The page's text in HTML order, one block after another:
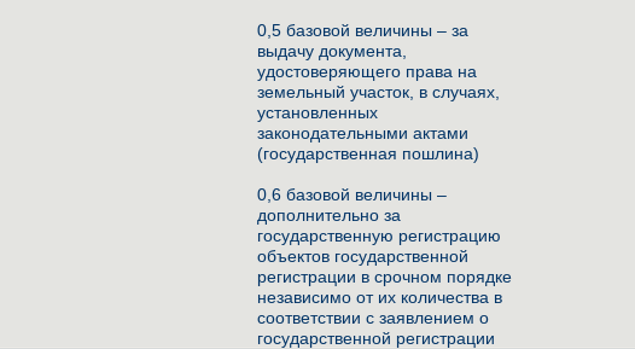
0,5 базовой величины – за
выдачу документа,
удостоверяющего права на
земельный участок, в случаях,
установленных
законодательными актами
(государственная пошлина)
0,6 базовой величины –
дополнительно за
государственную регистрацию
объектов государственной
регистрации в срочном порядке
независимо от их количества в
соответствии с заявлением о
государственной регистрации